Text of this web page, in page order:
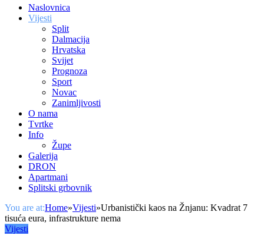
Naslovnica
Vijesti
Split
Dalmacija
Hrvatska
Svijet
Prognoza
Sport
Novac
Zanimljivosti
O nama
Tvrtke
Info
Župe
Galerija
DRON
Apartmani
Splitski grbovnik
You are at:Home»Vijesti»Urbanistički kaos na Žnjanu: Kvadrat 7
tisuća eura, infrastrukture nema
Vijesti